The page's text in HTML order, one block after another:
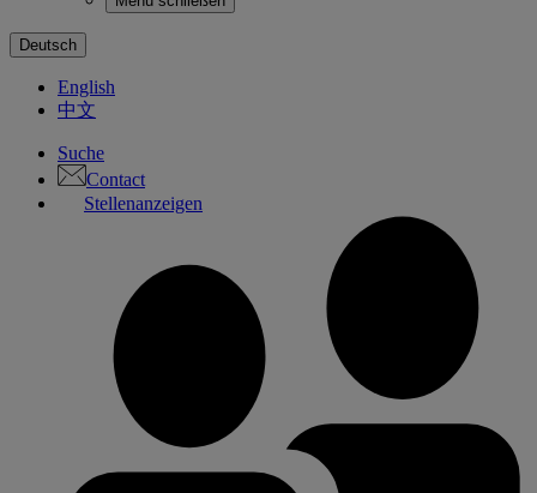
Deutsch
English
中文
Suche
Contact
Stellenanzeigen